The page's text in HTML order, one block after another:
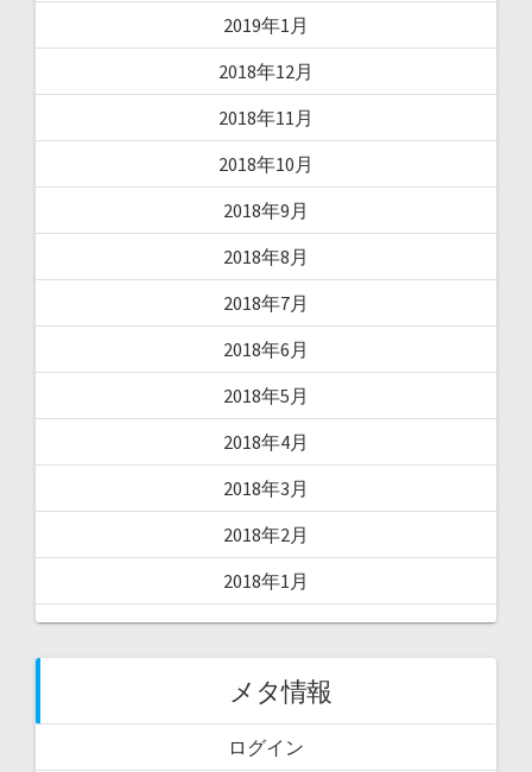
2019年1月
2018年12月
2018年11月
2018年10月
2018年9月
2018年8月
2018年7月
2018年6月
2018年5月
2018年4月
2018年3月
2018年2月
2018年1月
メタ情報
ログイン